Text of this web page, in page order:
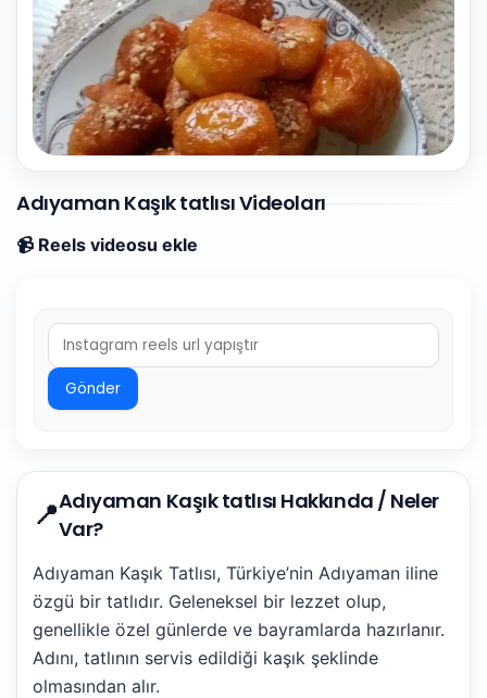
Adıyaman Kaşık tatlısı Videoları
📹 Reels videosu ekle
Gönder
📍Adıyaman Kaşık tatlısı Hakkında / Neler
Var?
Adıyaman Kaşık Tatlısı, Türkiye’nin Adıyaman iline
özgü bir tatlıdır. Geleneksel bir lezzet olup,
genellikle özel günlerde ve bayramlarda hazırlanır.
Adını, tatlının servis edildiği kaşık şeklinde
olmasından alır.